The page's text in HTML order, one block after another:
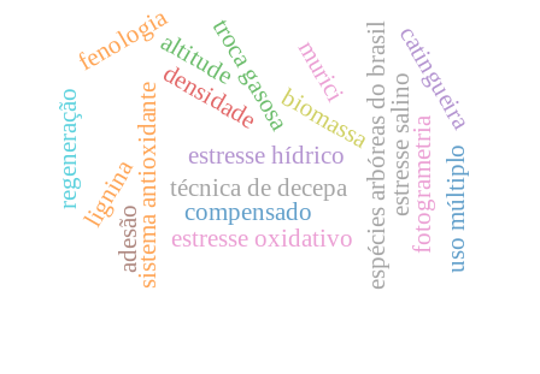
biomassa
densidade
sistema antioxidante
troca gasosa espécies arbóreas do brasil
técnica de decepa
lignina estresse salino
catingueira
estresse hídrico
altitude
fotogrametria
estresse oxidativo
fenologia murici
adesão uso múltiplo
compensado
regeneração